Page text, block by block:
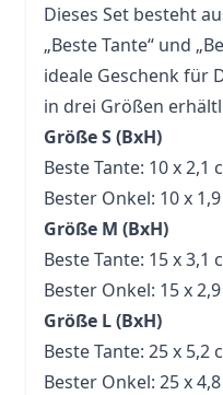
Dieses Set besteht
„Beste Tante“ und
ideale Geschenk für
in drei Größen
Größe S (BxH)
Beste Tante: 10 x 2,1
Bester Onkel: 10 x
Größe M (BxH)
Beste Tante: 15 x 3,1
Bester Onkel: 15 x
Größe L (BxH)
Beste Tante: 25 x 5,2
Bester Onkel: 25 x